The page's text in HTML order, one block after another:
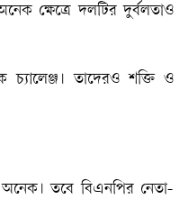
ক্ষেত্রে দলটির দুর্বলতাও
তাদেরও শক্তি ও
অনেক। তবে বিএনপির নেতা-